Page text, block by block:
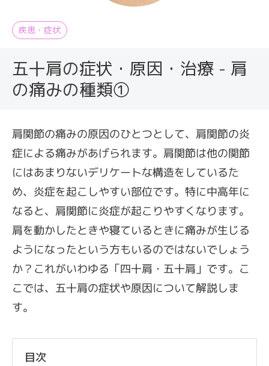
疾患・症状
五十肩の症状・原因・治療 - 肩
の痛みの種類①
肩関節の痛みの原因のひとつとして、肩関節の炎
症による痛みがあげられます。肩関節は他の関節
にはあまりないデリケートな構造をしているた
め、炎症を起こしやすい部位です。特に中高年に
なると、肩関節に炎症が起こりやすくなります。
肩を動かしたときや寝ているときに痛みが生じる
ようになったという方もいるのではないでしょう
か？これがいわゆる「四十肩・五十肩」です。こ
こでは、五十肩の症状や原因について解説しま
す。
目次